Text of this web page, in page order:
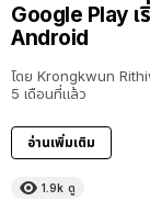
Google Play เ
Android
โดย Krongkwun
5 เดือนที่แล้ว
อ่านเพิ่มเติม
1.9k ดู